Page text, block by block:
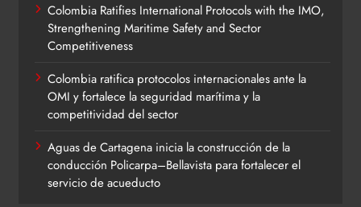
Colombia Ratifies International Protocols with the IMO,
Strengthening Maritime Safety and Sector
Competitiveness
Colombia ratifica protocolos internacionales ante la
OMI y fortalece la seguridad marítima y la
competitividad del sector
Aguas de Cartagena inicia la construcción de la
conducción Policarpa–Bellavista para fortalecer el
servicio de acueducto